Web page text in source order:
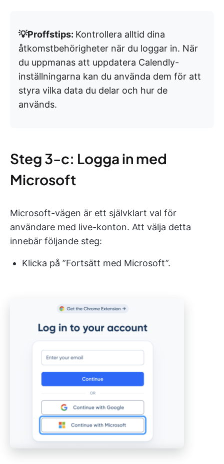
💡Proffstips: Kontrollera alltid dina
åtkomstbehörigheter när du loggar in. När
du uppmanas att uppdatera Calendly-
inställningarna kan du använda dem för att
styra vilka data du delar och hur de
används.
Steg 3-c: Logga in med
Microsoft
Microsoft-vägen är ett självklart val för
användare med live-konton. Att välja detta
innebär följande steg:
Klicka på ”Fortsätt med Microsoft”.